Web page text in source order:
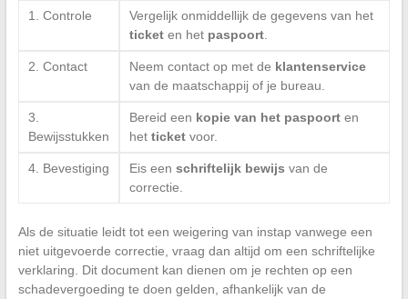
1. Controle
Vergelijk onmiddellijk de gegevens van het
ticketen het paspoort.
2. Contact Neem contact op met de klantenservice
van de maatschappij of je bureau.
3.
Bewijsstukken
Bereid een kopie van het paspoorten
het ticketvoor.
4. Bevestiging Eis een schriftelijk bewijs van de
correctie.
Als de situatie leidt tot een weigering van instap vanwege een
niet uitgevoerde correctie, vraag dan altijd om een schriftelijke
verklaring. Dit document kan dienen om je rechten op een
schadevergoeding te doen gelden, afhankelijk van de